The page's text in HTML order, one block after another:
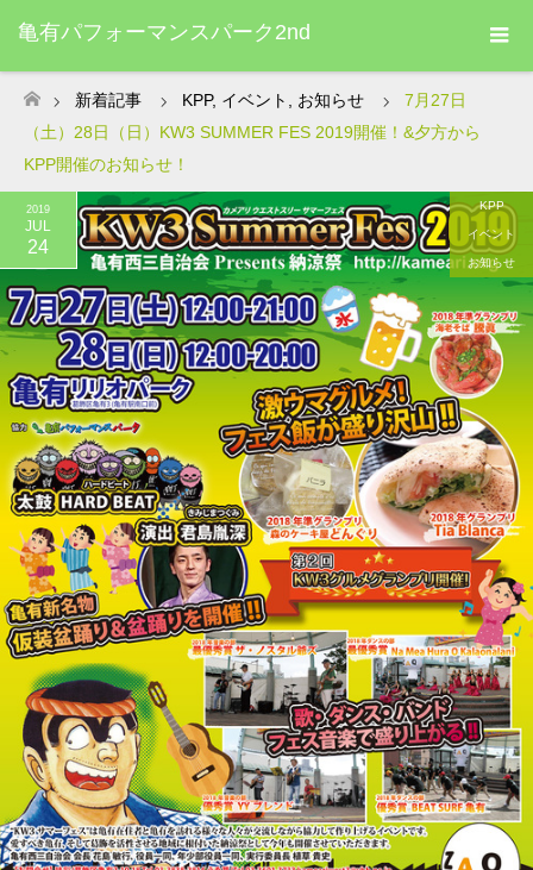
亀有パフォーマンスパーク2nd
ホーム
新着記事 KPP, イベント お知らせ
7月27日
（土）28日（日）KW3 SUMMER FES 2019開催！&夕方から
KPP開催のお知らせ！
2019
JUL
24
KPP
イベント
お知らせ